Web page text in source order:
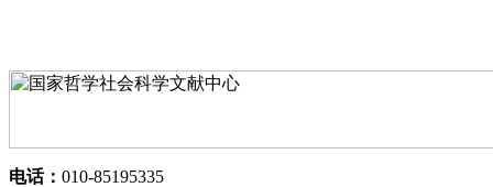
电话： 010-85195335